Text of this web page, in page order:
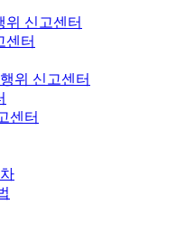
위 신고센터
센터
위 신고센터
센터